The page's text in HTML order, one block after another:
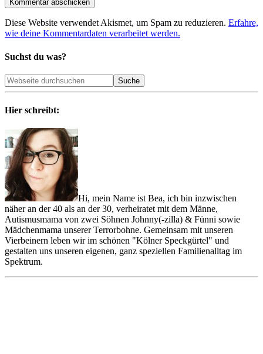
Diese Website verwendet Akismet, um Spam zu reduzieren. Erfahre,
wie deine Kommentardaten verarbeitet werden.
Suchst du was?
Hier schreibt:
Hi, mein Name ist Bea, ich bin inzwischen
näher an der 40 als an der 30, verheiratet mit dem Männe,
Autismusmama von zwei Söhnen Johnny(-zilla) & Fünni sowie
Mädchenmama unserer Terrorbohne. Gemeinsam mit unseren
Vierbeinern leben wir im schönen "Kölner Speckgürtel" und
gestalten uns unseren eigenen, ganz speziellen Familienalltag im
Spektrum.